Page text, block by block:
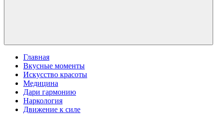
Главная
Вкусные моменты
Искусство красоты
Медицина
Дари гармонию
Наркология
Движение к силе